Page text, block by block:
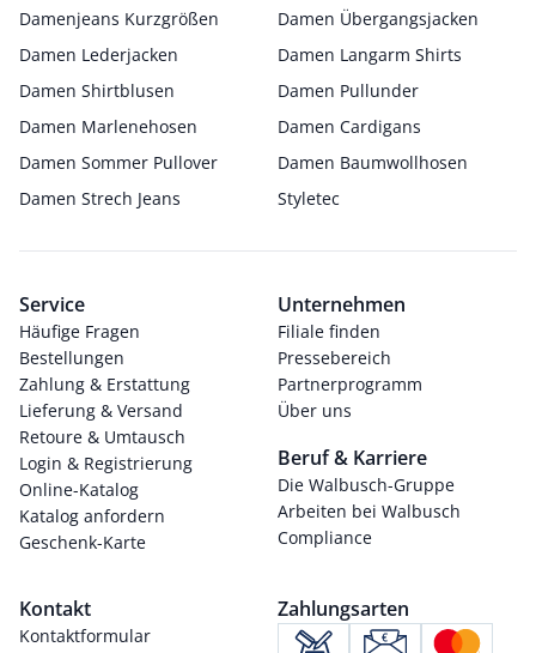
Damenjeans Kurzgrößen
Damen Übergangsjacken
Damen Lederjacken
Damen Langarm Shirts
Damen Shirtblusen
Damen Pullunder
Damen Marlenehosen
Damen Cardigans
Damen Sommer Pullover
Damen Baumwollhosen
Damen Strech Jeans
Styletec
Service
Häufige Fragen
Bestellungen
Zahlung & Erstattung
Lieferung & Versand
Retoure & Umtausch
Login & Registrierung
Online-Katalog
Katalog anfordern
Geschenk-Karte
Unternehmen
Filiale finden
Pressebereich
Partnerprogramm
Über uns
Beruf & Karriere
Die Walbusch-Gruppe
Arbeiten bei Walbusch
Compliance
Kontakt
Kontaktformular
Zahlungsarten